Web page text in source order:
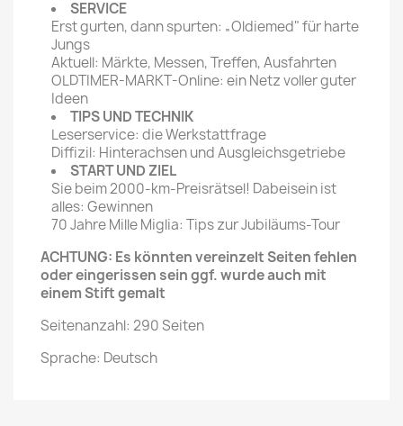
SERVICE
Erst gurten, dann spurten: „Oldiemed" für harte
Jungs
Aktuell: Märkte, Messen, Treffen, Ausfahrten
OLDTIMER-MARKT-Online: ein Netz voller guter
Ideen
TIPS UND TECHNIK
Leserservice: die Werkstattfrage
Diffizil: Hinterachsen und Ausgleichsgetriebe
START UND ZIEL
Sie beim 2000-km-Preisrätsel! Dabeisein ist
alles: Gewinnen
70 Jahre Mille Miglia: Tips zur Jubiläums-Tour
ACHTUNG: Es könnten vereinzelt Seiten fehlen
oder eingerissen sein ggf. wurde auch mit
einem Stift gemalt
Seitenanzahl: 290 Seiten
Sprache: Deutsch